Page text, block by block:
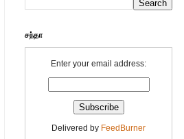
சந்தா
Enter your email address:
Delivered by FeedBurner